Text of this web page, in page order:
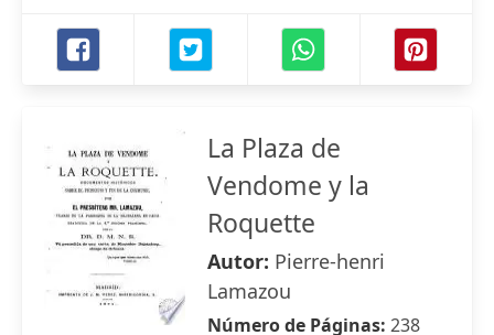
La Plaza de
Vendome y la
Roquette
Autor: Pierre-henri
Lamazou
Número de Páginas: 238